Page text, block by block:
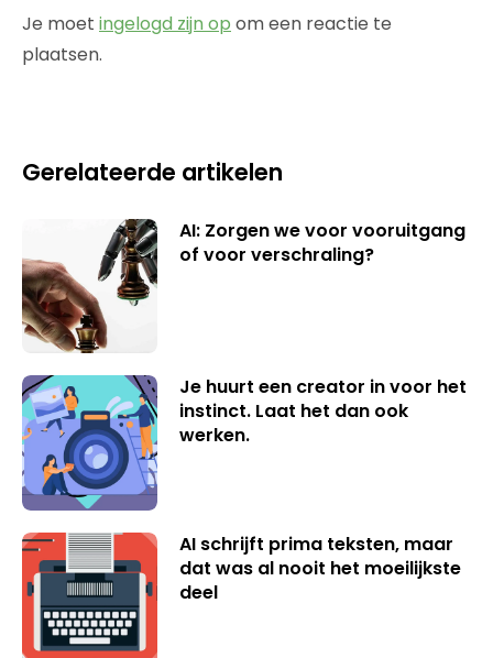
Je moet ingelogd zijn op om een reactie te
plaatsen.
Gerelateerde artikelen
AI: Zorgen we voor vooruitgang
of voor verschraling?
Je huurt een creator in voor het
instinct. Laat het dan ook
werken.
AI schrijft prima teksten, maar
dat was al nooit het moeilijkste
deel